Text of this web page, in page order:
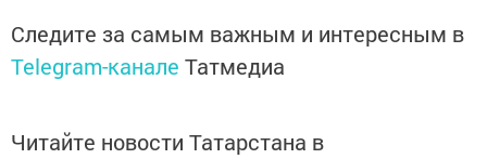
Следите за самым важным и интересным в
Telegram-канале Татмедиа
Читайте новости Татарстана в